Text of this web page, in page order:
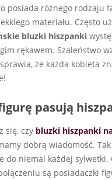
posiada różnego rodzaju
materiału. Często
bluzki hiszpanki
rękawem. Szaleństwo
że każda kobieta
pasują
się, czy bluzki hiszpanki
dobrą wiadomość.
do niemal każdej sylwetki.
są posiadaczki